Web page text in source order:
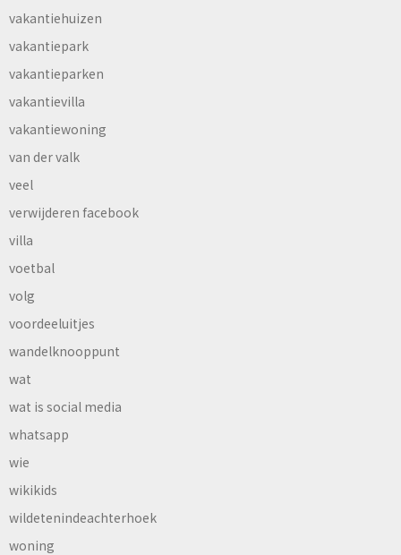
vakantiehuizen
vakantiepark
vakantieparken
vakantievilla
vakantiewoning
van der valk
veel
verwijderen facebook
villa
voetbal
volg
voordeeluitjes
wandelknooppunt
wat
wat is social media
whatsapp
wie
wikikids
wildetenindeachterhoek
woning